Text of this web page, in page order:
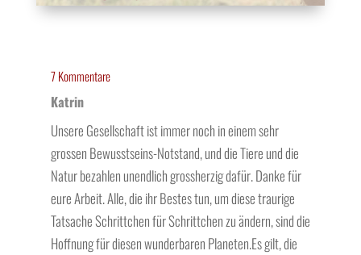
7 Kommentare
Katrin
Unsere Gesellschaft ist immer noch in einem sehr
grossen Bewusstseins-Notstand, und die Tiere und die
Natur bezahlen unendlich grossherzig dafür. Danke für
eure Arbeit. Alle, die ihr Bestes tun, um diese traurige
Tatsache Schrittchen für Schrittchen zu ändern, sind die
Hoffnung für diesen wunderbaren Planeten.Es gilt, die